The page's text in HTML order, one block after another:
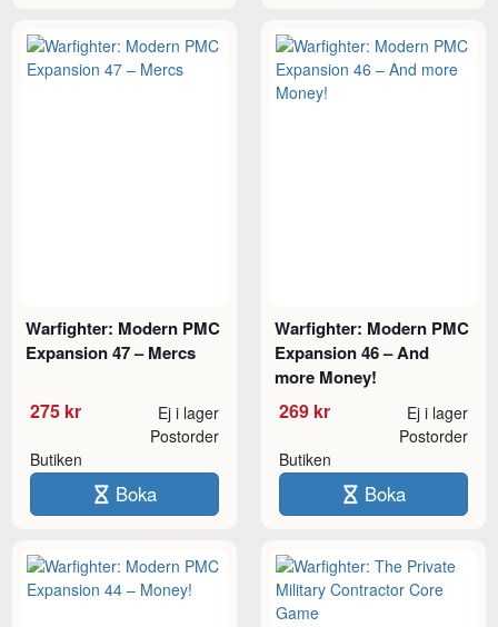
Warfighter: Modern PMC
Expansion 47 – Mercs
275 kr Ej i lager
Butiken
Postorder
Boka
Warfighter: Modern PMC
Expansion 46 – And
more Money!
269 kr Ej i lager
Butiken
Postorder
Boka